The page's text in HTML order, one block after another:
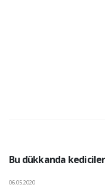
Bu dükkanda kediciler
06.05.2020